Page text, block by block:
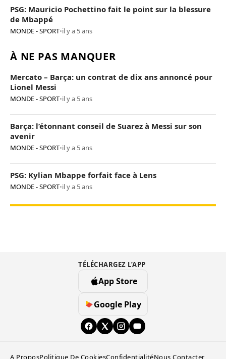
PSG: Mauricio Pochettino fait le point sur la blessure
de Mbappé
MONDE - SPORT•il y a 5 ans
À NE PAS MANQUER
Mercato – Barça: un contrat de dix ans annoncé pour
Lionel Messi
MONDE - SPORT•il y a 5 ans
Barça: l’étonnant conseil de Suarez à Messi sur son
avenir
MONDE - SPORT•il y a 5 ans
PSG: Kylian Mbappe forfait face à Lens
MONDE - SPORT•il y a 5 ans
TÉLÉCHARGEZ L’APP
App Store
Google Play
A ProposPolitique De CookiesConfidentialitéNous Contacter